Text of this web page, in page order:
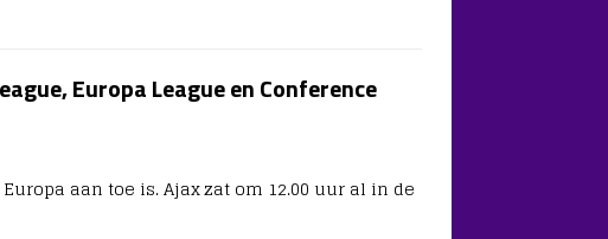
Europa League en Conference
aan toe is. Ajax zat om 12.00 uur al in de